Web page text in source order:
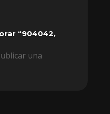
“904042,
una